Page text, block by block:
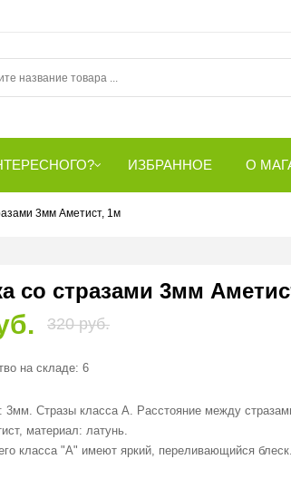
ИЗБРАННОЕ О
3мм Аметист, 1м
со стразами 3мм
320 руб.
на складе: 6
3мм. Стразы класса А. Расстояние между
материал: латунь.
класса "А" имеют яркий, переливающийся